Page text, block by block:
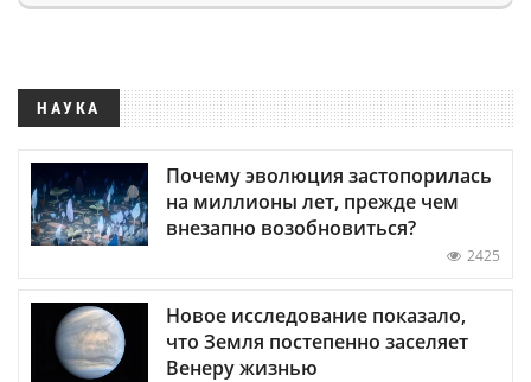
НАУКА
Почему эволюция застопорилась
на миллионы лет, прежде чем
внезапно возобновиться?
2425
Новое исследование показало,
что Земля постепенно заселяет
Венеру жизнью